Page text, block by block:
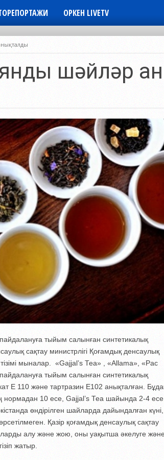
ОРКЕН LIVETV
шәйләр
тыйым салынған синтетикалық
сақтау министрлігі Қоғамдық денсаулық
мыналар. «Gajjal’s Теа» , «Allama», «Pac
тыйым салынған синтетикалық
E 110 және тартразин E102 анықталған.
10 есе, Gajjal’s Теа шайында 2-4 есе
өндірілген шайларда дайындалған күні,
Қазір қоғамдық денсаулық сақтау
алу және жою, оны уақытша әкелуге
жатыр.